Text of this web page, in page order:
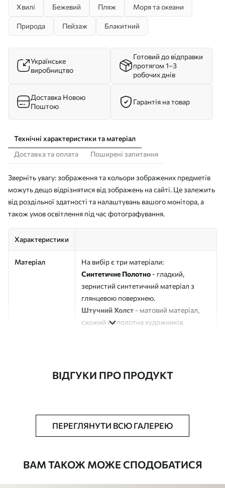
Хвилі Бежевий Пляж Моря та океани
Природа Пейзаж Блакитний
Українське
виробництво
Готовий до відправки
протягом 1–3
робочих днів
Доставка Новою
Поштою
Гарантія на товар
Технічні характеристики та матеріал
Доставка та оплата
Поширені запитання
Зверніть увагу: зображення та кольори зображених предметів
можуть дещо відрізнятися від зображень на сайті. Це залежить
від роздільної здатності та налаштувань вашого монітора, а
також умов освітлення під час фотографування.
Характеристики
Матеріал
На вибір є три матеріали:
Синтетичне Полотно - гладкий,
зернистий синтетичний матеріал з
глянцевою поверхнею.
Штучний Холст - матовий матеріал,
схожий на полотна художників.
Додатково Можна додати лакове покриття.
ВІДГУКИ ПРО ПРОДУКТ
ПЕРЕГЛЯНУТИ ВСЮ ГАЛЕРЕЮ
ВАМ ТАКОЖ МОЖЕ СПОДОБАТИСЯ